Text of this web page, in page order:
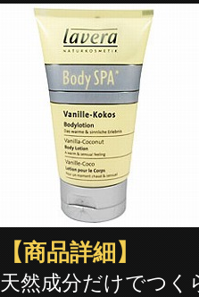
【商品詳細】
天然成分だけでつ